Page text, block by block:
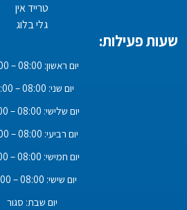
טרייד אין
גלי בלוג
שעות פעילות:
יום ראשון: 08:00 – 18:00
יום שני: 08:00 – 18:00
יום שלישי: 08:00 – 18:00
יום רביעי: 08:00 – 18:00
יום חמישי: 08:00 – 18:00
יום שישי: 08:00 – 14:00
יום שבת: סגור